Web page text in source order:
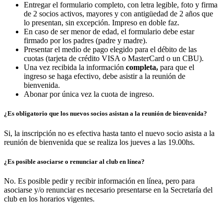
Entregar el formulario completo, con letra legible, foto y firma
de 2 socios activos, mayores y con antigüedad de 2 años que
lo presentan, sin excepción. Impreso en doble faz.
En caso de ser menor de edad, el formulario debe estar
firmado por los padres (padre y madre).
Presentar el medio de pago elegido para el débito de las
cuotas (tarjeta de crédito VISA o MasterCard o un CBU).
Una vez recibida la información completa, para que el
ingreso se haga efectivo, debe asistir a la reunión de
bienvenida.
Abonar por única vez la cuota de ingreso.
¿Es obligatorio que los nuevos socios asistan a la reunión de bienvenida?
Si, la inscripción no es efectiva hasta tanto el nuevo socio asista a la
reunión de bienvenida que se realiza los jueves a las 19.00hs.
¿Es posible asociarse o renunciar al club en línea?
No. Es posible pedir y recibir información en línea, pero para
asociarse y/o renunciar es necesario presentarse en la Secretaría del
club en los horarios vigentes.